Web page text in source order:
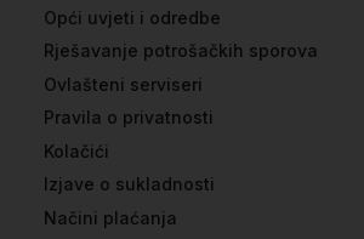
Opći uvjeti i odredbe
Rješavanje potrošačkih sporova
Ovlašteni serviseri
Pravila o privatnosti
Kolačići
Izjave o sukladnosti
Načini plaćanja